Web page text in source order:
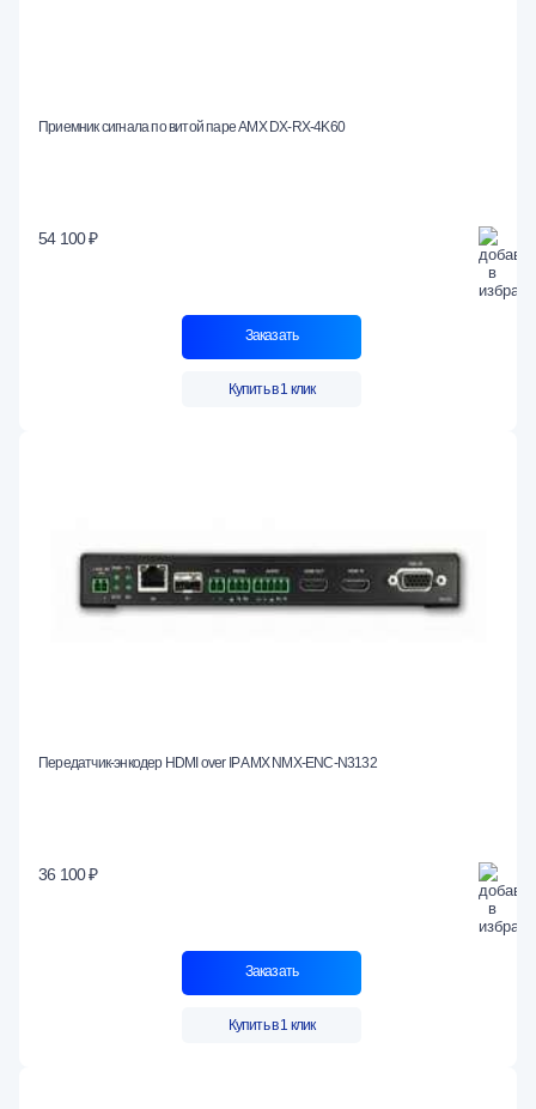
Приемник сигнала по витой паре AMX DX-RX-4K60
54 100 ₽
Заказать
Купить в 1 клик
Передатчик-энкодер HDMI over IP AMX NMX-ENC-N3132
36 100 ₽
Заказать
Купить в 1 клик